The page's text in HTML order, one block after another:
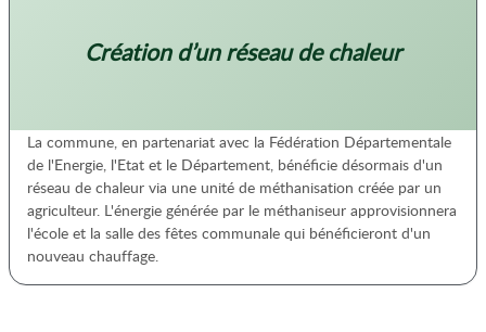
Création d’un réseau de chaleur
La commune, en partenariat avec la Fédération Départementale
de l'Energie, l'Etat et le Département, bénéficie désormais d'un
réseau de chaleur via une unité de méthanisation créée par un
agriculteur. L'énergie générée par le méthaniseur approvisionnera
l'école et la salle des fêtes communale qui bénéficieront d'un
nouveau chauffage.